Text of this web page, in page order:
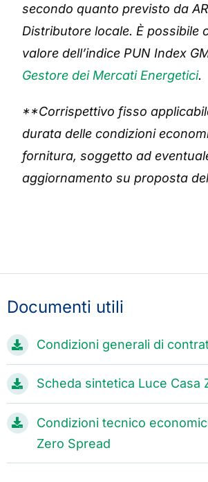
secondo quanto previsto da
Distributore locale. È possibile
valore dell’indice PUN Index
Gestore dei Mercati Energetici.
**Corrispettivo fisso
durata delle condizioni
fornitura, soggetto ad
aggiornamento su proposta
Documenti utili
Condizioni generali di
Scheda sintetica Luce Casa
Condizioni tecnico
Zero Spread